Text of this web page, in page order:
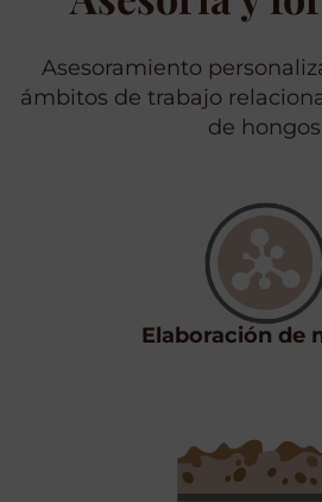
Asesoramiento
ámbitos de trabajo
de
Elaboración de